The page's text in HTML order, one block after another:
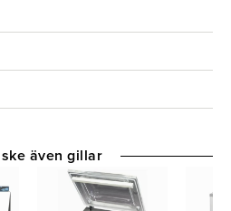
även gillar